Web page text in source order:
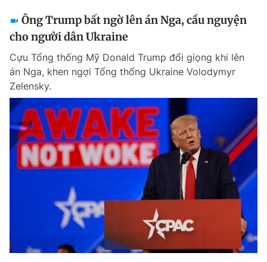
Ông Trump bất ngờ lên án Nga, cầu nguyện
cho người dân Ukraine
Cựu Tổng thống Mỹ Donald Trump đổi giọng khi lên
án Nga, khen ngợi Tổng thống Ukraine Volodymyr
Zelensky.